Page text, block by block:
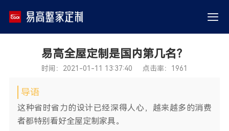
易高全屋定制是国内第几名？
时间：2021-01-11 13:37:40 点击率：1961
导语
这种省时省力的设计已经深得人心，越来越多的消费
者都特别看好全屋定制家具。